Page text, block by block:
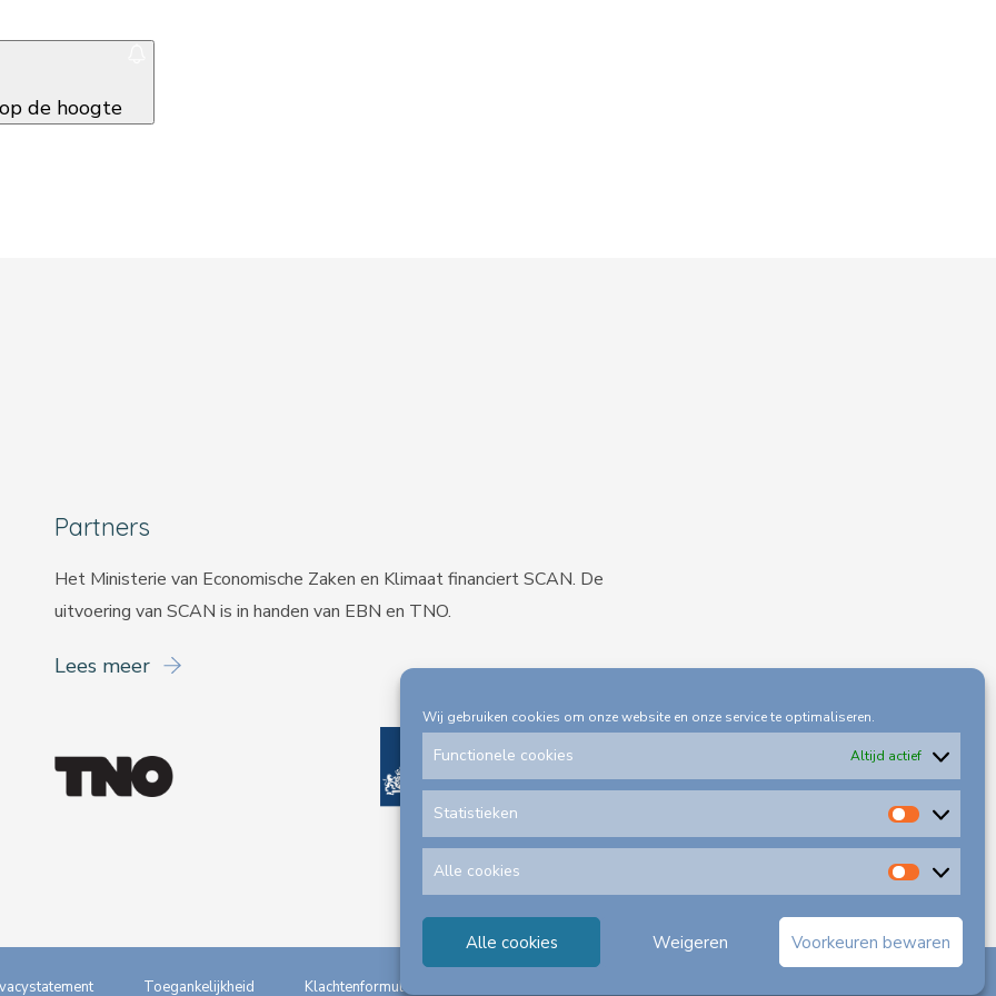
Wij gebruiken cookies om onze website en onze service te optimaliseren.
Functionele cookies Altijd actief
Statistieken
Alle cookies
Alle
cookies
Alle cookies Weigeren Voorkeuren bewaren
de hoogte
Partners
Het Ministerie van Economische Zaken en Klimaat financiert SCAN. De
uitvoering van SCAN is in handen van EBN en TNO.
Lees meer
Toegankelijkheid Klachtenformulieren